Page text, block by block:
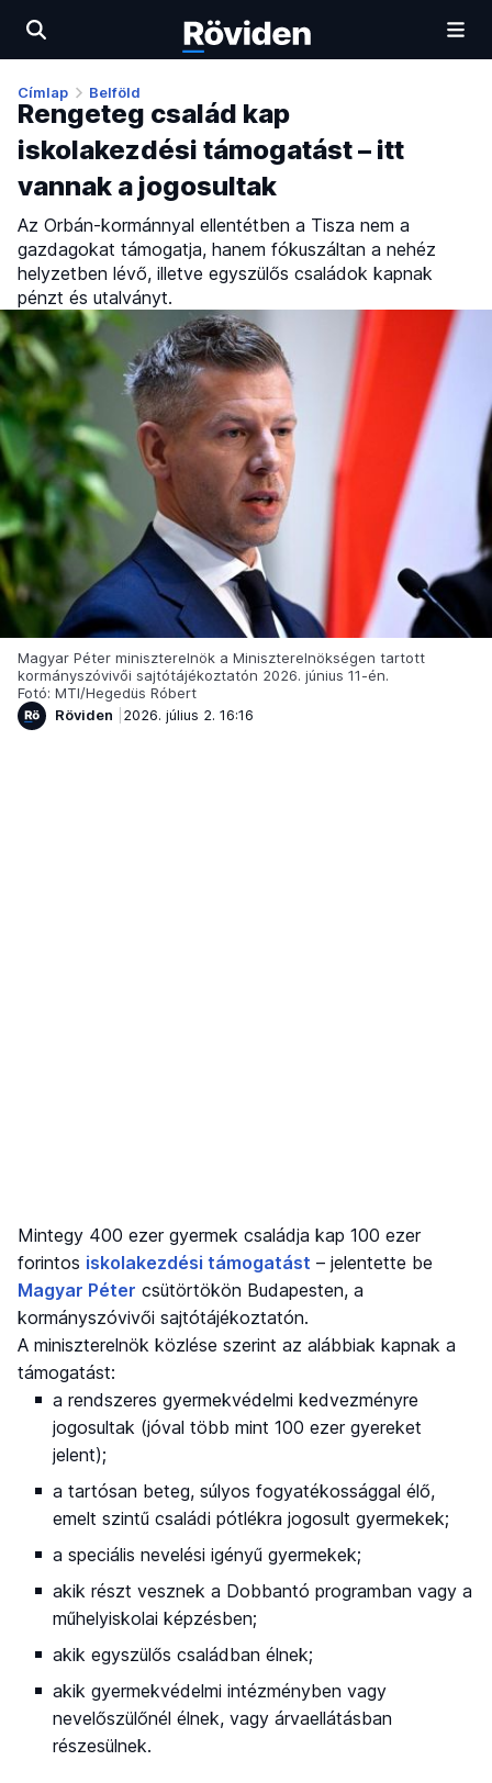
Címlap Belföld
Rengeteg család kap
iskolakezdési támogatást – itt
vannak a jogosultak
Az Orbán-kormánnyal ellentétben a Tisza nem a
gazdagokat támogatja, hanem fókuszáltan a nehéz
helyzetben lévő, illetve egyszülős családok kapnak
pénzt és utalványt.
Magyar Péter miniszterelnök a Miniszterelnökségen tartott
kormányszóvivői sajtótájékoztatón 2026. június 11-én.
Fotó: MTI/Hegedüs Róbert
Röviden
2026. július 2. 16:16
Mintegy 400 ezer gyermek családja kap 100 ezer
forintos iskolakezdési támogatást – jelentette be
Magyar Péter csütörtökön Budapesten, a
kormányszóvivői sajtótájékoztatón.
A miniszterelnök közlése szerint az alábbiak kapnak a
támogatást:
a rendszeres gyermekvédelmi kedvezményre
jogosultak (jóval több mint 100 ezer gyereket
jelent);
a tartósan beteg, súlyos fogyatékossággal élő,
emelt szintű családi pótlékra jogosult gyermekek;
a speciális nevelési igényű gyermekek;
akik részt vesznek a Dobbantó programban vagy a
műhelyiskolai képzésben;
akik egyszülős családban élnek;
akik gyermekvédelmi intézményben vagy
nevelőszülőnél élnek, vagy árvaellátásban
részesülnek.